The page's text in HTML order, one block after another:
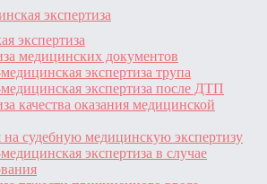
экспертиза
экспертиза
медицинских документов
экспертиза трупа
экспертиза после ДТП
качества оказания медицинской
на судебную медицинскую экспертизу
экспертиза в случае